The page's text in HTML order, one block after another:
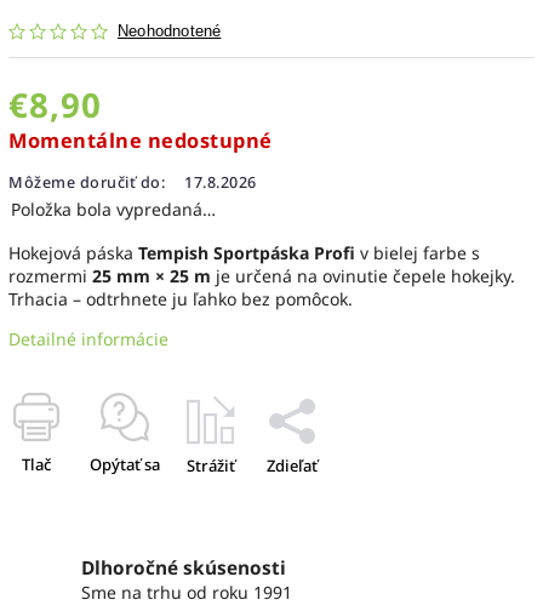
Neohodnotené
€8,90
Momentálne nedostupné
Môžeme doručiť do: 17.8.2026
Položka bola vypredaná…
Hokejová páska Tempish Sportpáska Profi v bielej farbe s
rozmermi 25 mm × 25 m je určená na ovinutie čepele hokejky.
Trhacia – odtrhnete ju ľahko bez pomôcok.
Detailné informácie
Tlač Opýtať sa Strážiť Zdieľať
Dlhoročné skúsenosti
Sme na trhu od roku 1991